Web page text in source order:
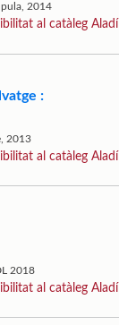
2014
al catàleg Aladí
:
2013
al catàleg Aladí
2018
al catàleg Aladí